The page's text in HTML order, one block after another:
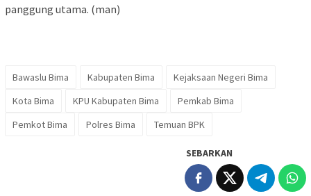
panggung utama. (man)
Bawaslu Bima Kabupaten Bima
Kejaksaan Negeri Bima
Kota Bima
KPU Kabupaten Bima
Pemkab Bima
Pemkot Bima
Polres Bima Temuan BPK
SEBARKAN